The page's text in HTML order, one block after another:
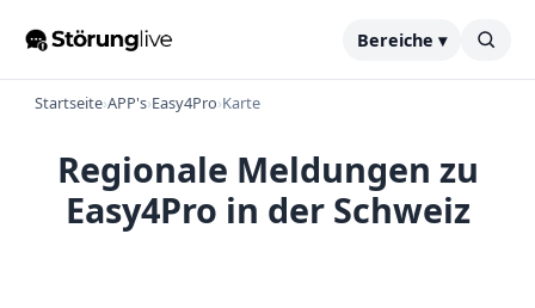
Bereiche ▾
Startseite›APP's›Easy4Pro›Karte
Regionale Meldungen zu
Easy4Pro in der Schweiz